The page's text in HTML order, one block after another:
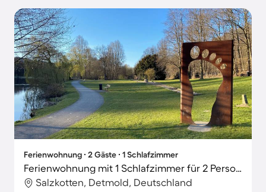
Ferienwohnung ∙ 2 Gäste ∙ 1 Schlafzimmer
Ferienwohnung mit 1 Schlafzimmer für 2 Personen
Salzkotten, Detmold, Deutschland